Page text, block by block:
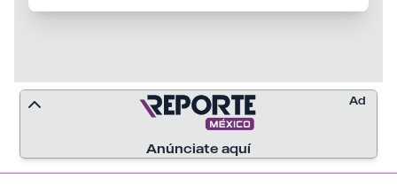
Anúnciate aquí
Ad